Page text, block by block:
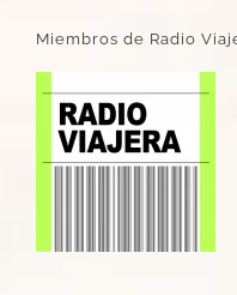
Miembros de Radio